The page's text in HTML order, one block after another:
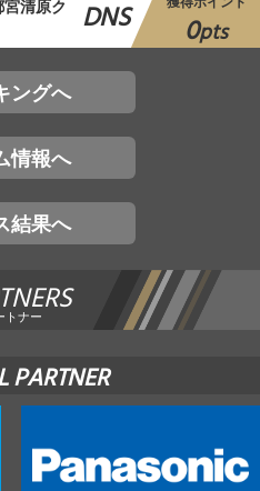
清原ク DNS 0pts
ングへ
情報へ
結果へ
トナー
PARTNER